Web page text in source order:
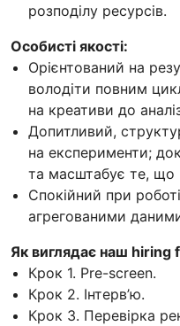
розподілу ресурсів.
Особисті якості:
Орієнтований на
володіти повним
на креативи до
Допитливий,
на експерименти;
та масштабує те, що
Спокійний при
агрегованими
Як виглядає наш hiring
Крок 1. Pre-screen.
Крок 2. Інтерв’ю.
Крок 3. Перевірка